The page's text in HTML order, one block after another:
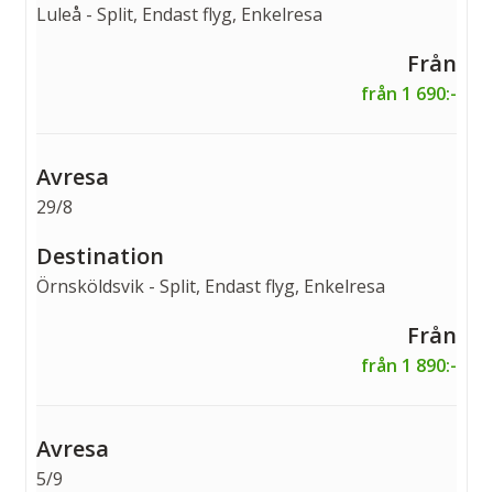
Luleå - Split, Endast flyg, Enkelresa
från 1 690:-
29/8
Örnsköldsvik - Split, Endast flyg, Enkelresa
från 1 890:-
5/9